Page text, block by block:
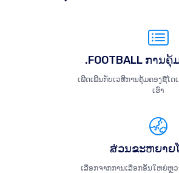
.FOOTBALL ການຄຸ້
ເພີດເພີນກັບເວທີການຄຸ້ມຄອງຊື່ໂດ
ເຮົາ
ສ່ວນຂະຫຍາຍ
ເລືອກຈາກການເລືອກອັນໃຫຍ່ຫຼວ